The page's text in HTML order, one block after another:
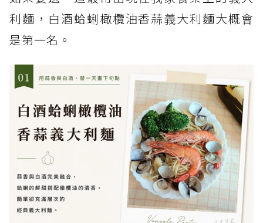
利麵，白酒蛤蜊橄欖油香蒜義大利麵大概會
是第一名。